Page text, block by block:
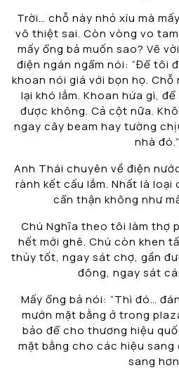
Trời… chỗ này nhỏ xíu mà
vô thiệt sai. Còn vòng vo
mấy ổng bả muốn sao? Vẽ
điện ngán ngẩm nói: “Để tôi
khoan nói giá với bọn họ. Chỗ
lại khó lắm. Khoan hứa gì,
được không. Cả cột nữa.
ngay cây beam hay tường
nhà đó.”
Anh Thái chuyên về điện
rành kết cấu lắm. Nhất là
cẩn thận không như
Chú Nghĩa theo tôi làm thợ
hết mới ghê. Chú còn khen
thủy tốt, ngay sát chợ, gần
đông, ngay sát
Mấy ổng bả nói: “Thì đó…
mướn mặt bằng ở trong
bảo để cho thương hiệu
mặt bằng cho các hiệu
sang